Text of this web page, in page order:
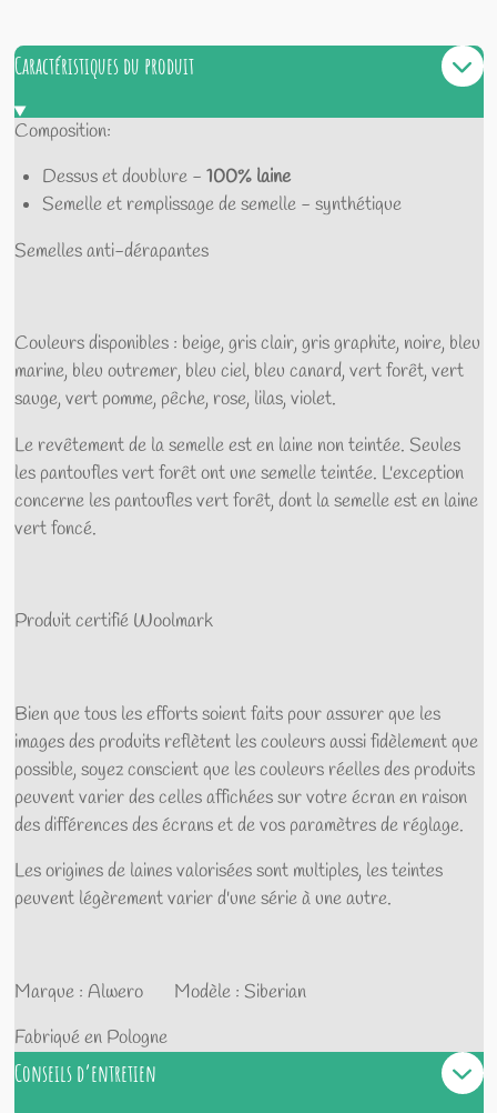
a
a
a
a
Caractéristiques du produit
Composition:
Dessus et doublure - 100% laine
Semelle et remplissage de semelle - synthétique
Semelles anti-dérapantes
Couleurs disponibles : beige, gris clair, gris graphite, noire, bleu
marine, bleu outremer, bleu ciel, bleu canard, vert forêt, vert
sauge, vert pomme, pêche, rose, lilas, violet.
Le revêtement de la semelle est en laine non teintée. Seules
les pantoufles vert forêt ont une semelle teintée. L'exception
concerne les pantoufles vert forêt, dont la semelle est en laine
vert foncé.
Produit certifié Woolmark
Bien que tous les efforts soient faits pour assurer que les
images des produits reflètent les couleurs aussi fidèlement que
possible, soyez conscient que les couleurs réelles des produits
peuvent varier des celles affichées sur votre écran en raison
des différences des écrans et de vos paramètres de réglage.
Les origines de laines valorisées sont multiples, les teintes
peuvent légèrement varier d'une série à une autre.
Marque : Alwero Modèle : Siberian
Fabriqué en Pologne
Conseils d’entretien